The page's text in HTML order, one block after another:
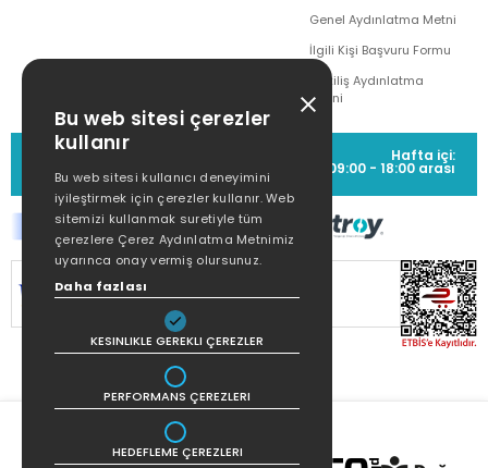
Genel Aydınlatma Metni
İlgili Kişi Başvuru Formu
Çekiliş Aydınlatma
Metni
MÜŞTERİ HİZMETLERİ
(0212) 373 77 00
Hafta içi:
09:00 - 18:00 arası
SİTEMİZ
KORUNMAKTADIR.
Bu web sitesi çerezler
kullanır
Bu web sitesi kullanıcı deneyimini
iyileştirmek için çerezler kullanır. Web
sitemizi kullanmak suretiyle tüm
çerezlere Çerez Aydınlatma Metnimiz
uyarınca onay vermiş olursunuz.
Daha fazlası
KESINLIKLE GEREKLI ÇEREZLER
PERFORMANS ÇEREZLERI
HEDEFLEME ÇEREZLERI